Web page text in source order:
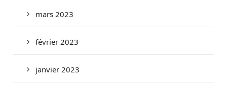
mars 2023
février 2023
janvier 2023